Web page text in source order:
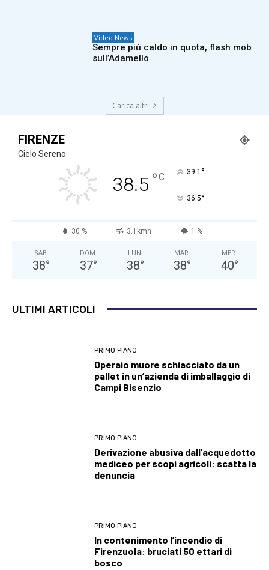
Video News
Sempre più caldo in quota, flash mob
sull’Adamello
Carica altri
FIRENZE
Cielo Sereno
38.5 °C 39.1 °
36.5°
30 % 3.1kmh 1 %
SAB
38°
DOM
37°
LUN
38°
MAR
38°
MER
40°
ULTIMI ARTICOLI
PRIMO PIANO
Operaio muore schiacciato da un
pallet in un’azienda di imballaggio di
Campi Bisenzio
PRIMO PIANO
Derivazione abusiva dall’acquedotto
mediceo per scopi agricoli: scatta la
denuncia
PRIMO PIANO
In contenimento l’incendio di
Firenzuola: bruciati 50 ettari di
bosco